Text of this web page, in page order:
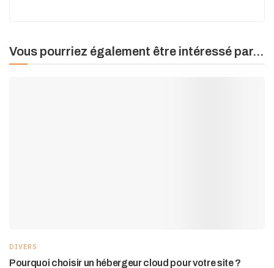
Vous pourriez également être intéressé par...
DIVERS
Pourquoi choisir un hébergeur cloud pour votre site ?